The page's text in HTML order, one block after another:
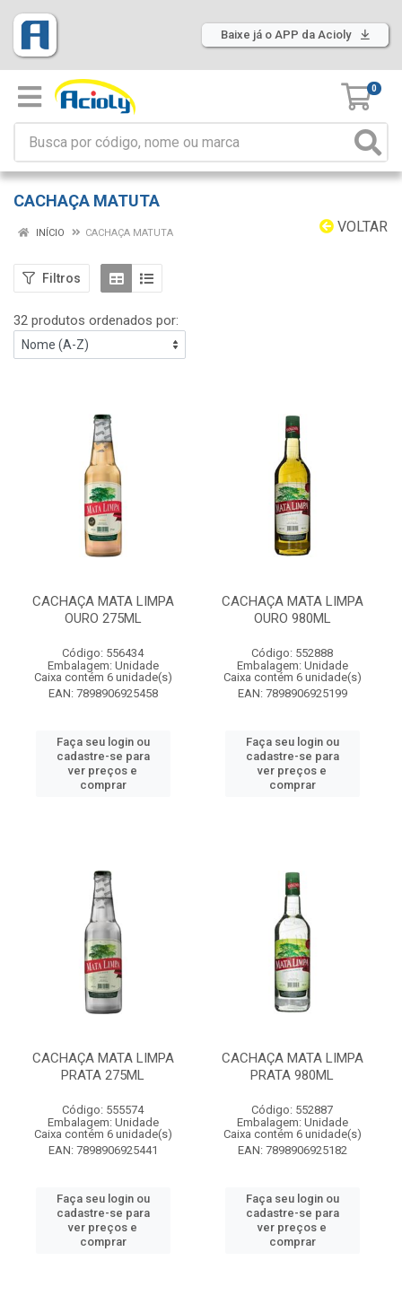
Baixe já o APP da Acioly
0
CACHAÇA MATUTA
VOLTAR
INÍCIO CACHAÇA MATUTA
Filtros
32 produtos ordenados por:
CACHAÇA MATA LIMPA
OURO 275ML
Código: 556434
Embalagem: Unidade
Caixa contém 6 unidade(s)
EAN: 7898906925458
Faça seu login ou
cadastre-se para
ver preços e
comprar
CACHAÇA MATA LIMPA
OURO 980ML
Código: 552888
Embalagem: Unidade
Caixa contém 6 unidade(s)
EAN: 7898906925199
Faça seu login ou
cadastre-se para
ver preços e
comprar
CACHAÇA MATA LIMPA
PRATA 275ML
Código: 555574
Embalagem: Unidade
Caixa contém 6 unidade(s)
EAN: 7898906925441
Faça seu login ou
cadastre-se para
ver preços e
comprar
CACHAÇA MATA LIMPA
PRATA 980ML
Código: 552887
Embalagem: Unidade
Caixa contém 6 unidade(s)
EAN: 7898906925182
Faça seu login ou
cadastre-se para
ver preços e
comprar